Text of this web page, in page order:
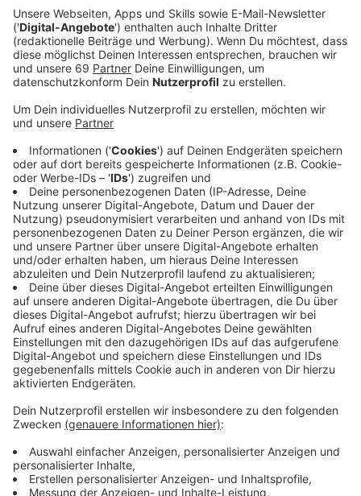
Anzeige
Es war ein zähes Spiel, der Sieg konnte aber eingeholt
werden: Vor 1997 Zuschauern konnte sich der SC
Preußen Münster in der Regionalliga West dann doch
gegen den SC Wiedenbrück (2:1) durchsetzen. Kurz
nacheinander fielen in der ersten Halbzeit direkt zwei
Tore: Julian Schauerte (22.) legte vor, Joshua Holtby
(26.) schoss kurz danach das 2:0. Das 2:1 gelang SC
Wiedenbrück-Spieler Viktor Maier kurz vor der Halbzeit
(42.).
Anzeige
Erhöhtes Kontingent vorab abgesegnet
Anzeige
Knapp ein Fünftel der Plätze im Preußenstadion
hätten am Mittwoch gegen den SC Wiedenbrück
besetzt werden dürfen. Mit 2772 Zuschauern hätten
auf einen Schlag mehr Preußenanhänger kommen
dürfen als in den bisherigen drei Heimspielen (2300
Zuschauer) in dieser Saison zusammen. Die Stadt